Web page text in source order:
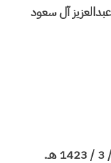
آل سعود